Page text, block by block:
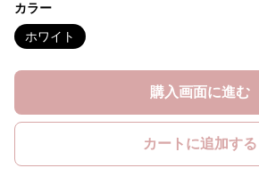
カラー
ホワイト
購入画面に進む
カートに追加する